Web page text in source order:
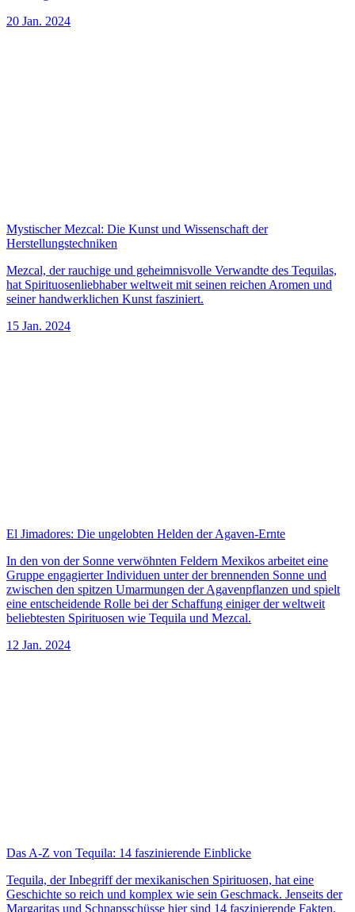
20 Jan. 2024
Mystischer Mezcal: Die Kunst und Wissenschaft der
Herstellungstechniken
Mezcal, der rauchige und geheimnisvolle Verwandte des Tequilas,
hat Spirituosenliebhaber weltweit mit seinen reichen Aromen und
seiner handwerklichen Kunst fasziniert.
15 Jan. 2024
El Jimadores: Die ungelobten Helden der Agaven-Ernte
In den von der Sonne verwöhnten Feldern Mexikos arbeitet eine
Gruppe engagierter Individuen unter der brennenden Sonne und
zwischen den spitzen Umarmungen der Agavenpflanzen und spielt
eine entscheidende Rolle bei der Schaffung einiger der weltweit
beliebtesten Spirituosen wie Tequila und Mezcal.
12 Jan. 2024
Das A-Z von Tequila: 14 faszinierende Einblicke
Tequila, der Inbegriff der mexikanischen Spirituosen, hat eine
Geschichte so reich und komplex wie sein Geschmack. Jenseits der
Margaritas und Schnapsschüsse hier sind 14 faszinierende Fakten,